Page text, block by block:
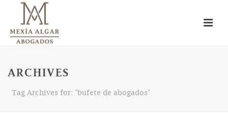
ARCHIVES
Tag Archives for: "bufete de abogados"